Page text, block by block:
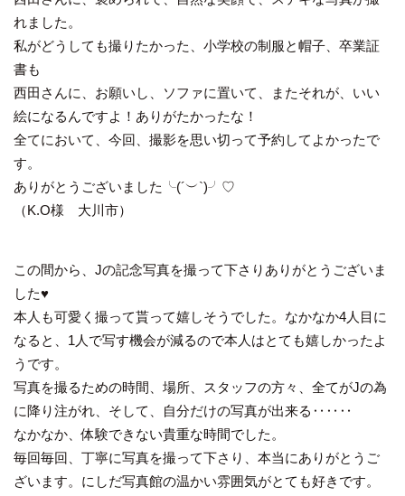
れました。
私がどうしても撮りたかった、小学校の制服と帽子、卒業証
書も
西田さんに、お願いし、ソファに置いて、またそれが、いい
絵になるんですよ！ありがたかったな！
全てにおいて、今回、撮影を思い切って予約してよかったで
す。
ありがとうございました╰(´︶`)╯♡
（K.O様 大川市）
この間から、Jの記念写真を撮って下さりありがとうございま
した♥
本人も可愛く撮って貰って嬉しそうでした。なかなか4人目に
なると、1人で写す機会が減るので本人はとても嬉しかったよ
うです。
写真を撮るための時間、場所、スタッフの方々、全てがJの為
に降り注がれ、そして、自分だけの写真が出来る‥‥‥
なかなか、体験できない貴重な時間でした。
毎回毎回、丁寧に写真を撮って下さり、本当にありがとうご
ざいます。にしだ写真館の温かい雰囲気がとても好きです。